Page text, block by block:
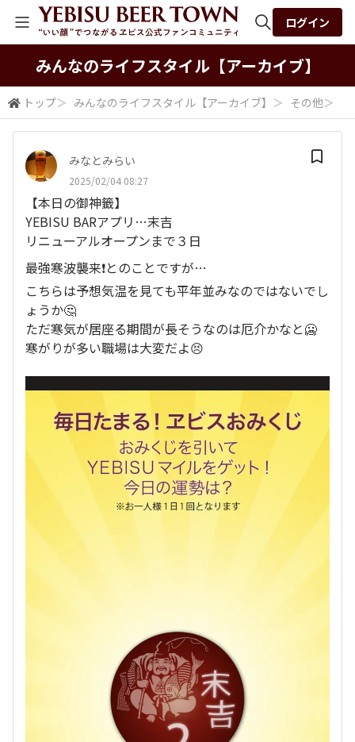
全体検索
検索
ログイン
みんなの​ライフスタイル​【アーカイブ】
トップ＞ みんなの​ライフスタイル​【アーカイブ】 ＞ その他＞
みなとみらい
2025/02/04 08:27
【本日の御神籤】
YEBISU BARアプリ…末吉
リニューアルオープンまで３日
最強寒波襲来❗とのことですが…
こちらは予想気温を見ても平年並みなのではないでし
ょうか🤔
ただ寒気が居座る期間が長そうなのは厄介かなと🥶
寒がりが多い職場は大変だよ😣